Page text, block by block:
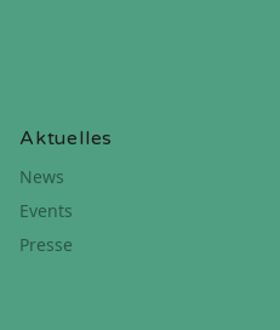
Aktuelles
News
Events
Presse